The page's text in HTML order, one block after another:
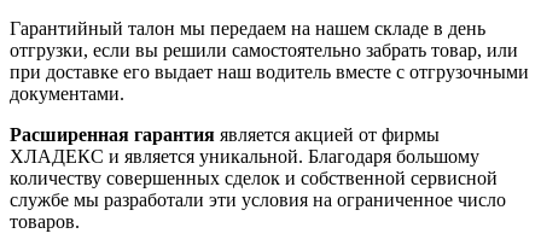
Гарантийный талон мы передаем на нашем складе в день
отгрузки, если вы решили самостоятельно забрать товар, или
при доставке его выдает наш водитель вместе с отгрузочными
документами.
Расширенная гарантия является акцией от фирмы
ХЛАДЕКС и является уникальной. Благодаря большому
количеству совершенных сделок и собственной сервисной
службе мы разработали эти условия на ограниченное число
товаров.